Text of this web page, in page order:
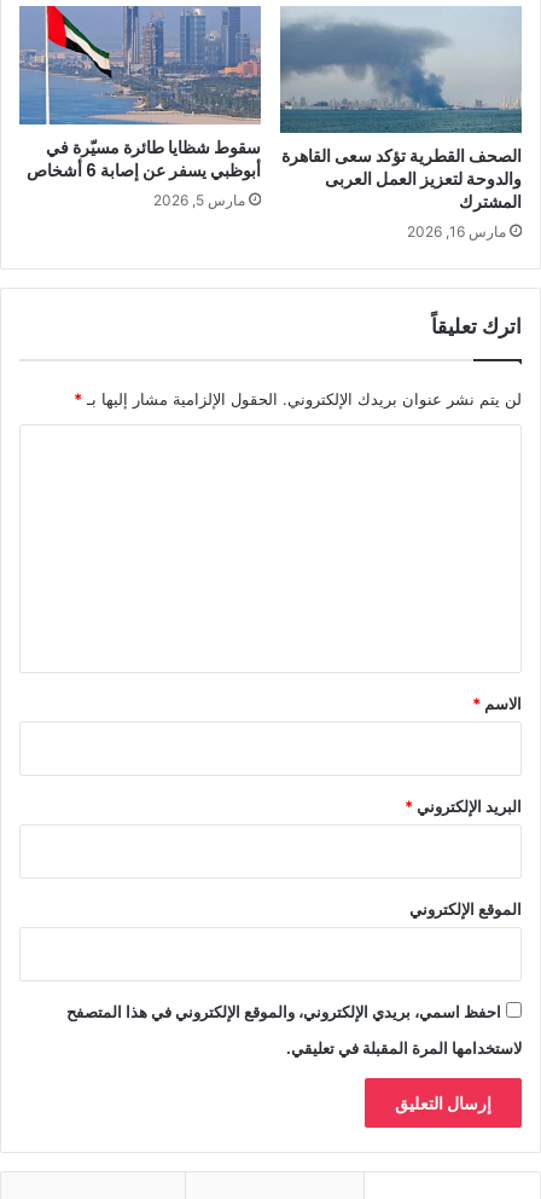
الصحف القطرية تؤكد سعى القاهرة
والدوحة لتعزيز العمل العربى
المشترك
مارس 16, 2026
سقوط شظايا طائرة مسيّرة في
أبوظبي يسفر عن إصابة 6 أشخاص
مارس 5, 2026
اترك تعليقاً
لن يتم نشر عنوان بريدك الإلكتروني. الحقول الإلزامية مشار إليها بـ*
*
الاسم *
البريد الإلكتروني*
الموقع الإلكتروني
احفظ اسمي، بريدي الإلكتروني، والموقع الإلكتروني في هذا المتصفح
لاستخدامها المرة المقبلة في تعليقي.